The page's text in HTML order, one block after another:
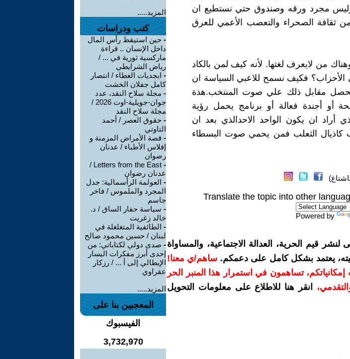
وليس مجرد ورقه وصندوق حتي نستطيع ان
من ثقافة الصحراء والتعصب الأعمي للعرق
من لايعرف لغتها. لأنه كيف لمن بالكاد
فكيف نسمح للاعبي السياسة ان
ليحصل مقابل ذلك علي صوت المنتخب.هذة
أو أجندة فعالة أو برنامج يحمل رؤية
أراد ان يكون الواحد الاحدالذي بعد ان
كاذيال الثعلب فمن يحمي صوت البسطاء
Translate the topic into other
Powered by
قيم الحرية، العدالة الاجتماعية، والمساواة
يعتمد بشكل كامل على دعمكم. ساهم/ي معنا!
حسب إمكانياتكم، تساهمون في استمرار هذا المنبر الحر
،
انقر هنا للاطلاع على معلومات التحويل
المزيد.....
كتب ودراسات
- حين استيقظ رأس المال
داخل الإنسان .. قراءة
ماركسية ثورية في ... /
رياض الشرايطي
- ابجديات العطاء / انتصار
كامل جفلان الخشت
- مجلة سلاح النقد، عدد
جوان-جويلية-اوت 2026 /
مجلة سلاح النقد
- حقوق العصر / أحمد
التاوتي
- قصة الأمراض المزمنة و
إفلاس الأطباء / عدنان
رضوان
-
Letters from the East /
عدنان رضوان
- العولمة الرأسمالية: جدل
المجرد والملموس / فاخر
جاسم
- سياسة حفار الساق / د.
خالد زغريت
- الطائفية المتغلغلة في
لبنان / حسين محمود صالح
- صدى دولي لكتاباتي: من
إحدى أبرز مفكرات اليسار
الإيطالي إلى أ ... / رزكار
عقراوي
المزيد.....
المعجبين بنا على
الفيسبوك
3,732,970